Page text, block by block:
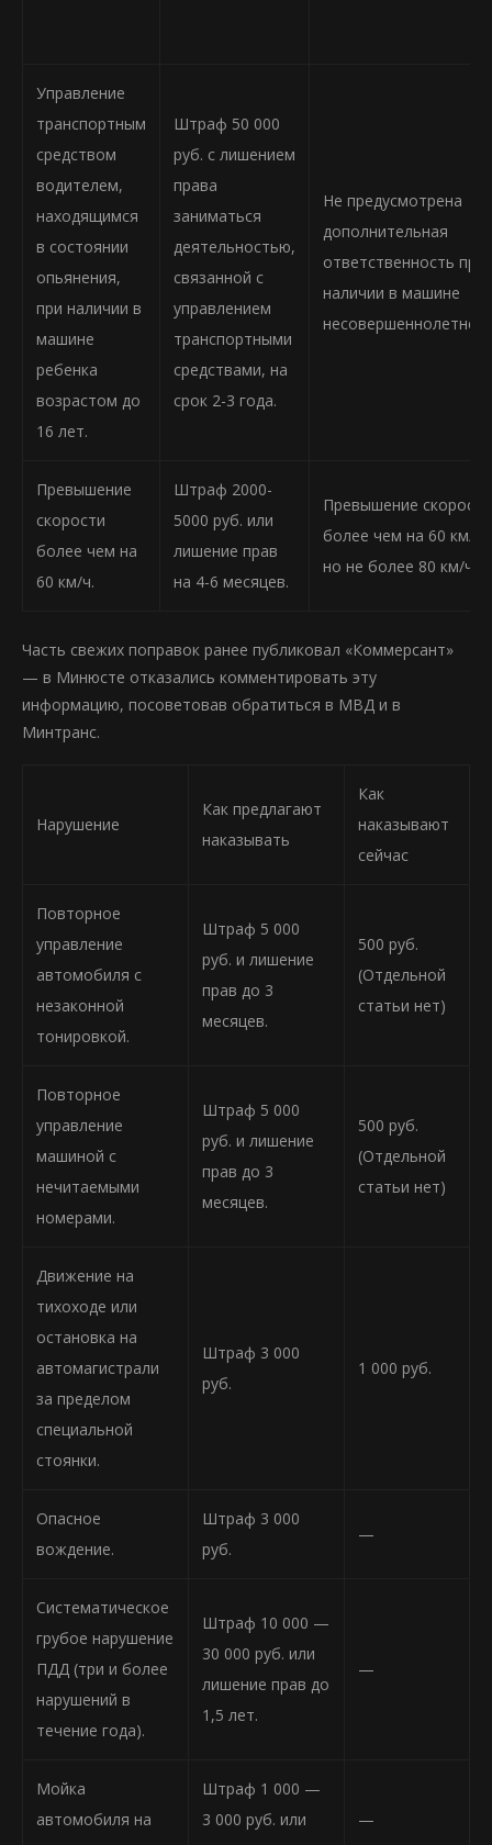
Управление
транспортным
средством
водителем,
находящимся
в состоянии
опьянения,
при наличии в
машине
ребенка
возрастом до
16 лет.
Штраф 50 000
руб. с лишением
права
заниматься
деятельностью,
связанной с
управлением
транспортными
средствами, на
срок 2-3 года.
Не предусмотрена
дополнительная
ответственность при
наличии в машине
Превышение
скорости
более чем на
60 км/ч.
Штраф 2000-
5000 руб. или
лишение прав
на 4-6 месяцев.
Превышение скорости
более чем на 60 км/ч,
но не более 80 км/ч.
Часть свежих поправок ранее публиковал «Коммерсант»
— в Минюсте отказались комментировать эту
информацию, посоветовав обратиться в МВД и в
Минтранс.
Нарушение
Как предлагают
наказывать
Как
наказывают
сейчас
Повторное
управление
автомобиля с
незаконной
тонировкой.
Штраф 5 000
руб. и лишение
прав до 3
месяцев.
500 руб.
(Отдельной
статьи нет)
Повторное
управление
машиной с
нечитаемыми
номерами.
Штраф 5 000
руб. и лишение
прав до 3
месяцев.
500 руб.
(Отдельной
статьи нет)
Движение на
тихоходе или
остановка на
автомагистрали
за пределом
специальной
стоянки.
Штраф 3 000
руб.
1 000 руб.
Опасное
вождение.
Штраф 3 000
руб.
—
Систематическое
грубое нарушение
ПДД (три и более
нарушений в
течение года).
Штраф 10 000 —
30 000 руб. или
лишение прав до
1,5 лет.
—
Мойка
автомобиля на
Штраф 1 000 —
3 000 руб. или
—